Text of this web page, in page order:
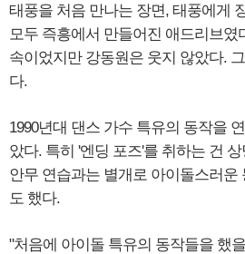
태풍을 처음 만나는 장면, 태풍에게
모두 즉흥에서 만들어진 애드리브였
속이었지만 강동원은 웃지 않았다.
다.
1990년대 댄스 가수 특유의 동작을
았다. 특히 '엔딩 포즈'를 취하는 건
안무 연습과는 별개로 아이돌스러운
도 했다.
"처음에 아이돌 특유의 동작들을 했